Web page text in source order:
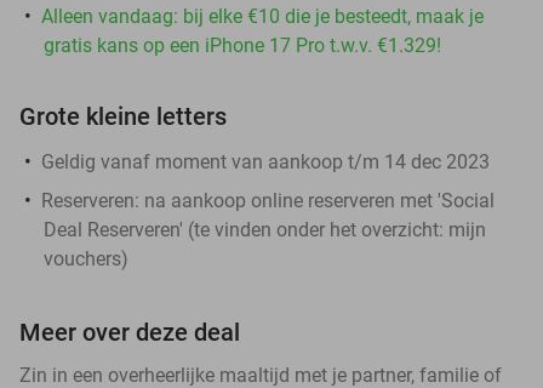
Alleen vandaag: bij elke €10 die je besteedt, maak je
gratis kans op een iPhone 17 Pro t.w.v. €1.329!
Grote kleine letters
Geldig vanaf moment van aankoop t/m 14 dec 2023
Reserveren: na aankoop online reserveren met 'Social
Deal Reserveren' (te vinden onder het overzicht: mijn
vouchers)
Meer over deze deal
Zin in een overheerlijke maaltijd met je partner, familie of